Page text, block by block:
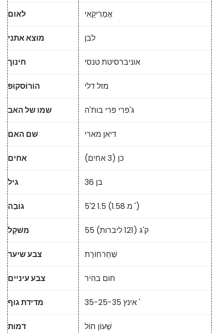
לאום אֲמֶרִיקָאִי
מוצא אתני לבן
חינוך אוניברסיטת טנסי
הוֹרוֹסקוֹפּ מזל דלי
שמו של האב ג'פרי פרי בות'ה
שם האם דיאן מארי
אחים כן (3 אחים)
גיל בן 36
גוֹבַה 5'2 1.5 (1.58 מ ')
מִשׁקָל 55 ק'ג (121 ליברות)
צבע שיער שְׁחַרחוֹרֶת
צבע עיניים חום בהיר
מדידת גוף 35-25-35 אינץ '
דמות שָׁעוֹן חוֹל